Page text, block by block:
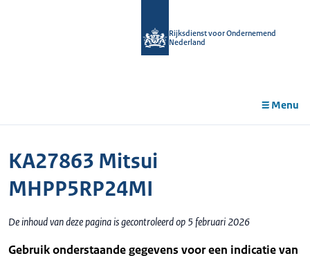
Rijksdienst voor Ondernemend
Nederland
Menu
KA27863 Mitsui
MHPP5RP24MI
De inhoud van deze pagina is gecontroleerd op 5 februari 2026
Gebruik onderstaande gegevens voor een indicatie van